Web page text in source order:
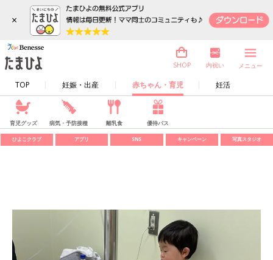
×
TOP 妊娠・出産 赤ちゃん・育児 妊活
SHOP 内祝い メニュー
育児グッズ 病気・予防接種 離乳食 優待パス
ひよこクラブ アプリ SNS キャンペーン 写真スタジオ